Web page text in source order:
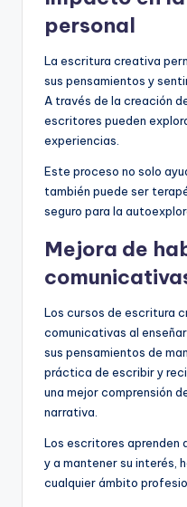
personal
La escritura creativa
sus pensamientos y
A través de la creación
escritores pueden
experiencias.
Este proceso no solo
también puede ser
seguro para la
Mejora de
Los cursos de escritura
comunicativas al
sus pensamientos de
práctica de escribir y
una mejor comprensión
narrativa.
Los escritores
y a mantener su interés,
cualquier ámbito